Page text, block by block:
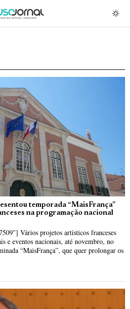
temporada “MaisFrança”
na programação nacional
Vários projetos artísticos franceses
e eventos nacionais, até novembro, no
“MaisFrança”, que quer prolongar os